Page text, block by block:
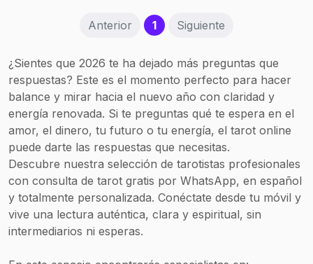
formación y experiencia
los mensajes del
corazón y tomar
decisiones con
confianza.
Anterior 1(current)
Siguiente
¿Sientes que 2026 te ha dejado más preguntas que
respuestas? Este es el momento perfecto para hacer
balance y mirar hacia el nuevo año con claridad y
energía renovada. Si te preguntas qué te espera en el
amor, el dinero, tu futuro o tu energía, el tarot online
puede darte las respuestas que necesitas.
Descubre nuestra selección de tarotistas profesionales
con consulta de tarot gratis por WhatsApp, en español
y totalmente personalizada. Conéctate desde tu móvil y
vive una lectura auténtica, clara y espiritual, sin
intermediarios ni esperas.